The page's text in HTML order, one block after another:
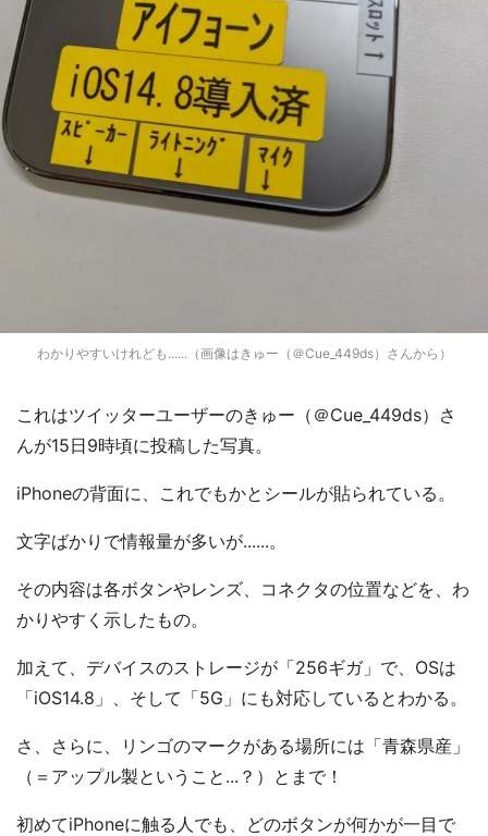
わかりやすいけれども......（画像はきゅー（＠Cue_449ds）さんから）
これはツイッターユーザーのきゅー（＠Cue_449ds）さ
んが15日9時頃に投稿した写真。
iPhoneの背面に、これでもかとシールが貼られている。
文字ばかりで情報量が多いが......。
その内容は各ボタンやレンズ、コネクタの位置などを、わ
かりやすく示したもの。
加えて、デバイスのストレージが「256ギガ」で、OSは
「iOS14.8」、そして「5G」にも対応しているとわかる。
さ、さらに、リンゴのマークがある場所には「青森県産」
（＝アップル製ということ...？）とまで！
初めてiPhoneに触る人でも、どのボタンが何かが一目で